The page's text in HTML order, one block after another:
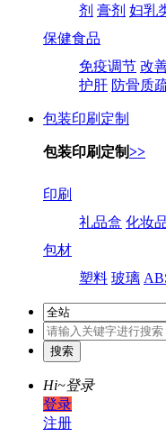
剂 膏剂 妇乳
保健食品
免疫调节 改
护肝 防骨质
包装印刷定制
包装印刷定制>>
印刷
礼品盒 化妆
包材
塑料 玻璃
Hi~登录
登录
注册